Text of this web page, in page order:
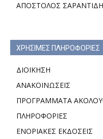
ΑΠΟΣΤΟΛΟΣ
ΧΡΗΣΙΜΕΣ ΠΛΗΡΟΦΟΡΙΕΣ
ΔΙΟΙΚΗΣΗ
ΑΝΑΚΟΙΝΩΣΕΙΣ
ΠΡΟΓΡΑΜΜΑΤΑ
ΠΛΗΡΟΦΟΡΙΕΣ
ΕΝΟΡΙΑΚΕΣ ΕΚΔΟΣΕΙΣ